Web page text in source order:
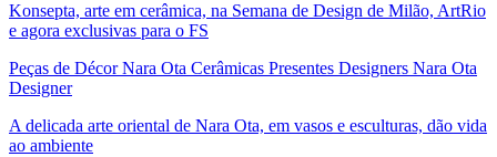
Konsepta, arte em cerâmica, na Semana de Design de Milão, ArtRio
e agora exclusivas para o FS
Peças de Décor Nara Ota Cerâmicas Presentes Designers Nara Ota
Designer
A delicada arte oriental de Nara Ota, em vasos e esculturas, dão vida
ao ambiente